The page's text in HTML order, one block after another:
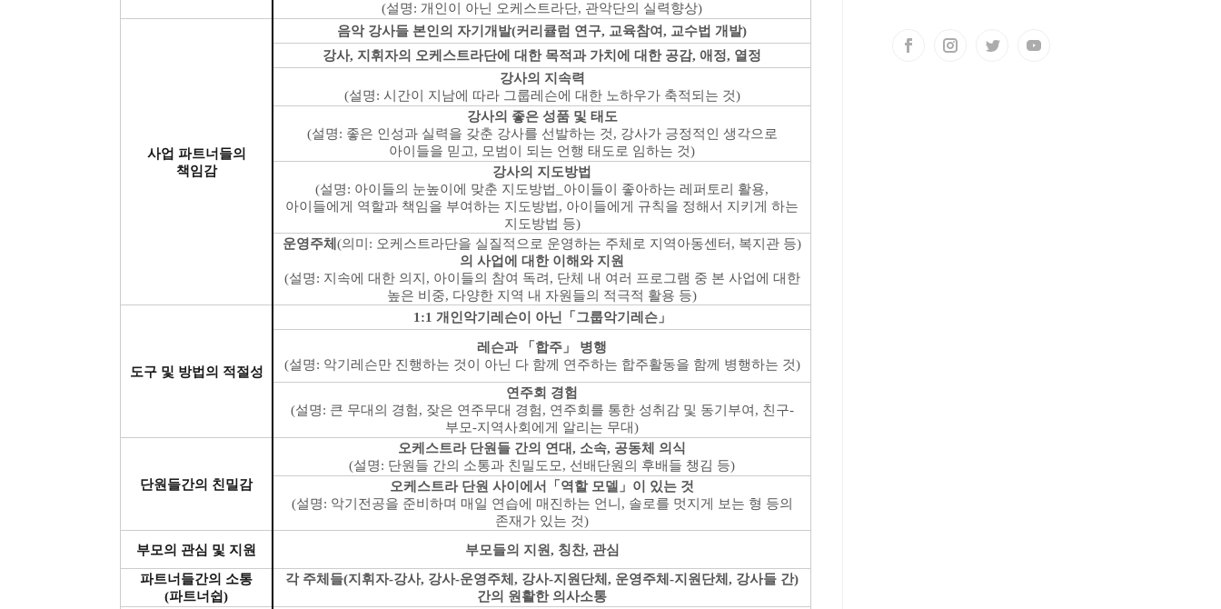
(설명: 개인이 아닌 오케스트라단, 관악단의 실력향상)
사업 파트너들의
책임감
음악 강사들 본인의 자기개발(커리큘럼 연구, 교육참여, 교수법 개발)
강사, 지휘자의 오케스트라단에 대한 목적과 가치에 대한 공감, 애정, 열정
강사의 지속력
(설명: 시간이 지남에 따라 그룹레슨에 대한 노하우가 축적되는 것)
강사의 좋은 성품 및 태도
(설명: 좋은 인성과 실력을 갖춘 강사를 선발하는 것, 강사가 긍정적인 생각으로
아이들을 믿고, 모범이 되는 언행 태도로 임하는 것)
강사의 지도방법
(설명: 아이들의 눈높이에 맞춘 지도방법 아이들이 좋아하는 레퍼토리 활용,
아이들에게 역할과 책임을 부여하는 지도방법, 아이들에게 규칙을 정해서 지키게 하는
지도방법 등)
운영주체 (의미 : 오케스트라단을 실질적으로 운영하는 주체로 지역아동센터 , 복지관 등)
의 사업에 대한 이해와 지원
(설명: 지속에 대한 의지 , 아이들의 참여 독려 , 단체 내 여러 프로그램 중 본 사업에 대한
높은 비중, 다양한 지역 내 자원들의 적극적 활용 등)
도구 및 방법의 적절성
1:1 개인악기레슨이 아닌 「 그룹악기레슨」
레슨과 「 합주 」 병행
(설명: 악기레슨만 진행하는 것이 아닌 다 함께 연주하는 합주활동을 함께 병행하는 것)
연주회 경험
(설명: 큰 무대의 경험, 잦은 연주무대 경험, 연주회를 통한 성취감 및 동기부여 , 친구-
부모-지역사회에게 알리는 무대)
단원들간의 친밀감
오케스트라 단원들 간의 연대, 소속, 공동체 의식
(설명: 단원들 간의 소통과 친밀도모, 선배단원의 후배들 챙김 등)
오케스트라 단원 사이에서
「 역할 모델 」 이 있는 것
(설명: 악기전공을 준비하며 매일 연습에 매진하는 언니 , 솔로를 멋지게 보는 형 등의
존재가 있는 것)
부모의 관심 및 지원
부모들의 지원, 칭찬, 관심
파트너들간의 소통
(파트너쉽)
각 주체들(지휘자-강사, 강사-운영주체 , 강사-지원단체 , 운영주체 -지원단체 , 강사들 간)
간의 원활한 의사소통